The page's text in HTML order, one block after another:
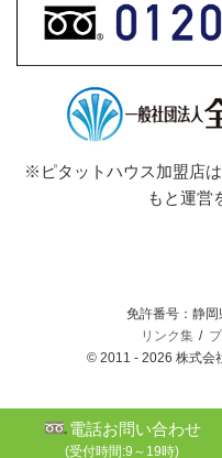
電話お問い合わせ
(受付時間:9～19時)
※ピタットハウス加盟店
もと運営
免許番号：静
リンク集
© 2011 - 2026 株式会